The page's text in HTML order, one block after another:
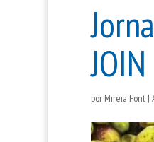
JOIN
por Mireia Font|